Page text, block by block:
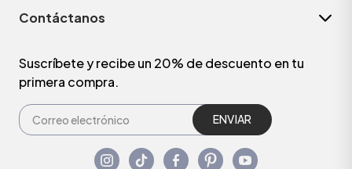
Contáctanos
Suscríbete y recibe un 20% de descuento en tu
primera compra.
ENVIAR